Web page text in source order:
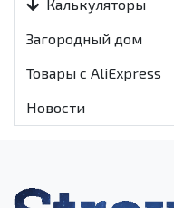
Калькуляторы
Загородный дом
Товары с AliExpress
Новости